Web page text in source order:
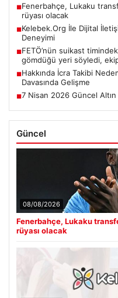
■Fenerbahçe, Lukaku
rüyası olacak
■Kelebek.Org İle Dijital
Deneyimi
■FETÖ’nün suikast
gömdüğü yeri söyledi,
■Hakkında İcra Takibi
Davasında Gelişme
■7 Nisan 2026 Güncel
Güncel
08/08/2026
Fenerbahçe, Lukaku
rüyası olacak